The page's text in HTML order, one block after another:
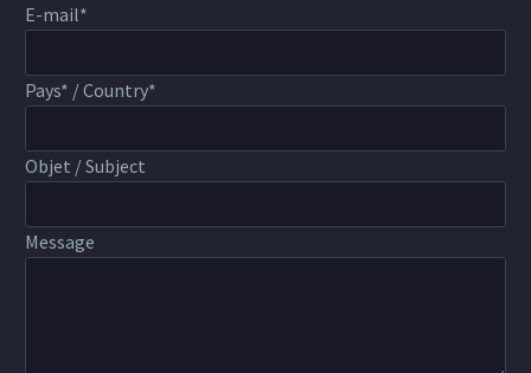
E-mail*
Pays* / Country*
Objet / Subject
Message